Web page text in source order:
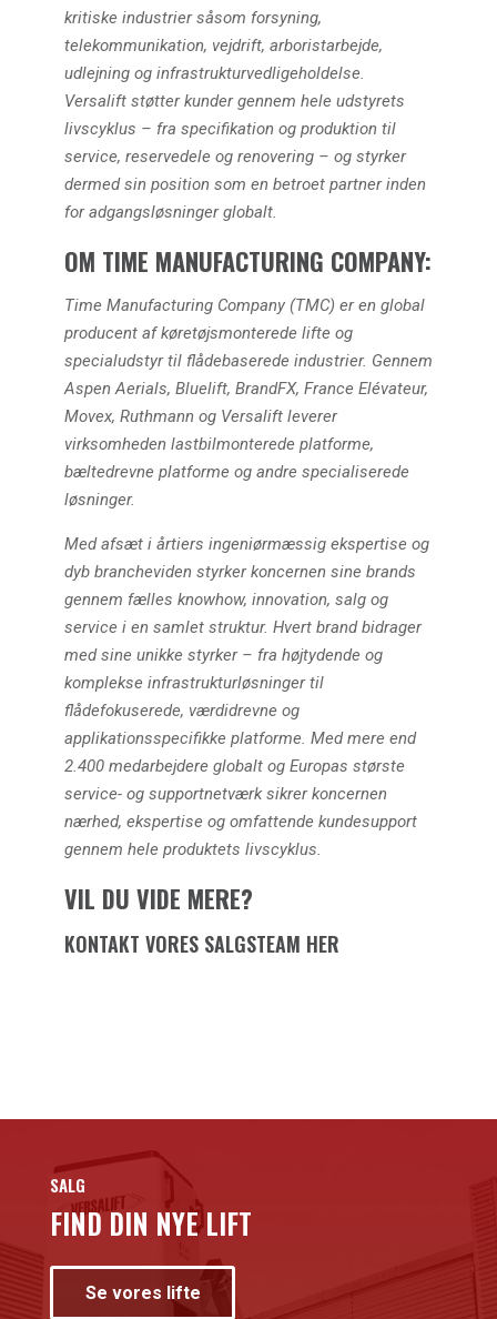
kritiske industrier såsom forsyning,
telekommunikation, vejdrift, arboristarbejde,
udlejning og infrastrukturvedligeholdelse.
Versalift støtter kunder gennem hele udstyrets
livscyklus – fra specifikation og produktion til
service, reservedele og renovering – og styrker
dermed sin position som en betroet partner inden
for adgangsløsninger globalt.
OM TIME MANUFACTURING COMPANY:
Time Manufacturing Company (TMC) er en global
producent af køretøjsmonterede lifte og
specialudstyr til flådebaserede industrier. Gennem
Aspen Aerials, Bluelift, BrandFX, France Elévateur,
Movex, Ruthmann og Versalift leverer
virksomheden lastbilmonterede platforme,
bæltedrevne platforme og andre specialiserede
løsninger.
Med afsæt i årtiers ingeniørmæssig ekspertise og
dyb brancheviden styrker koncernen sine brands
gennem fælles knowhow, innovation, salg og
service i en samlet struktur. Hvert brand bidrager
med sine unikke styrker – fra højtydende og
komplekse infrastrukturløsninger til
flådefokuserede, værdidrevne og
applikationsspecifikke platforme. Med mere end
2.400 medarbejdere globalt og Europas største
service- og supportnetværk sikrer koncernen
nærhed, ekspertise og omfattende kundesupport
gennem hele produktets livscyklus.
VIL DU VIDE MERE?
KONTAKT VORES SALGSTEAM HER
SALG
FIND DIN NYE LIFT
Se vores lifte